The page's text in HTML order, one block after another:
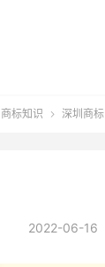
商标知识  深圳商标
2022-06-16